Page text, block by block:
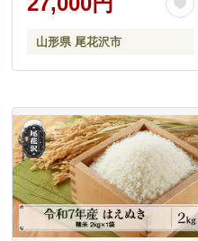
山形県 尾花沢市